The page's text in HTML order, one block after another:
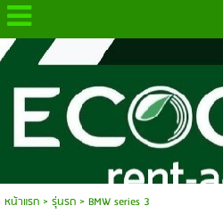
.
หน้าแรก> รุ่นรถ> BMW series 3